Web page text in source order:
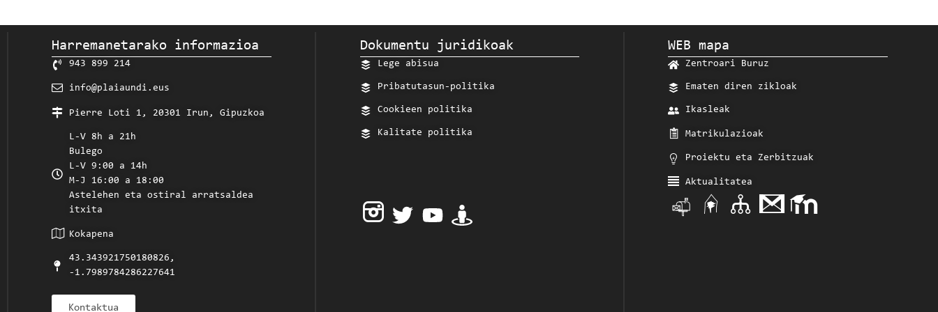
Harremanetarako informazioa
943 899 214
info@plaiaundi.eus
Pierre Loti 1, 20301 Irun, Gipuzkoa
L-V 8h a 21h
Bulego
L-V 9:00 a 14h
M-J 16:00 a 18:00
Astelehen eta ostiral arratsaldea
itxita
Kokapena
43.343921750180826,
-1.7989784286227641
Kontaktua
Dokumentu juridikoak
Lege abisua
Pribatutasun-politika
Cookieen politika
Kalitate politika
WEB mapa
Zentroari Buruz
Ematen diren zikloak
Ikasleak
Matrikulazioak
Proiektu eta Zerbitzuak
Aktualitatea